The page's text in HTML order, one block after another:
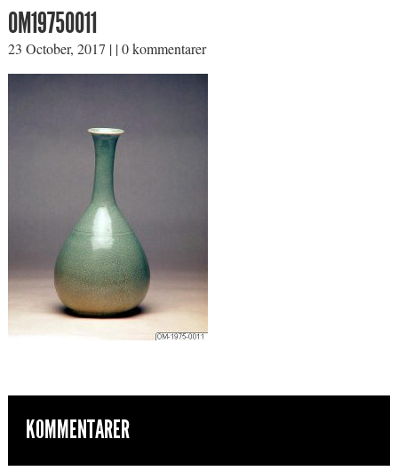
OM19750011
23 October, 2017 | |0 kommentarer
KOMMENTARER